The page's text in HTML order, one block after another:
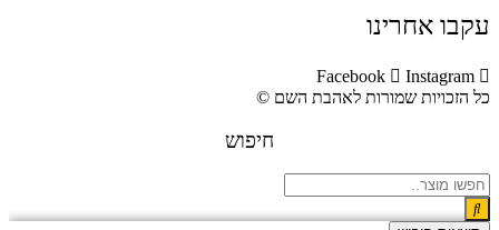
עקבו אחרינו
Facebook
Instagram
כל הזכויות שמורות לאהבת השם ©​
חיפוש
Search
...